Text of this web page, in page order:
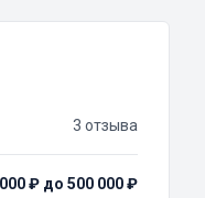
3 отзыва
₽ до 500 000 ₽